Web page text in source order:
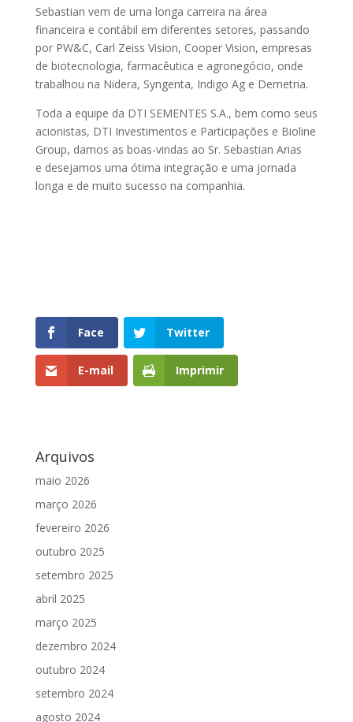
Sebastian vem de uma longa carreira na área
financeira e contábil em diferentes setores, passando
por PW&C, Carl Zeiss Vision, Cooper Vision, empresas
de biotecnologia, farmacêutica e agronegócio, onde
trabalhou na Nidera, Syngenta, Indigo Ag e Demetria.
Toda a equipe da DTI SEMENTES S.A., bem como seus
acionistas, DTI Investimentos e Participações e Bioline
Group, damos as boas-vindas ao Sr. Sebastian Arias
e desejamos uma ótima integração e uma jornada
longa e de muito sucesso na companhia.
Face Twitter
E-mail Imprimir
Arquivos
maio 2026
março 2026
fevereiro 2026
outubro 2025
setembro 2025
abril 2025
março 2025
dezembro 2024
outubro 2024
setembro 2024
agosto 2024